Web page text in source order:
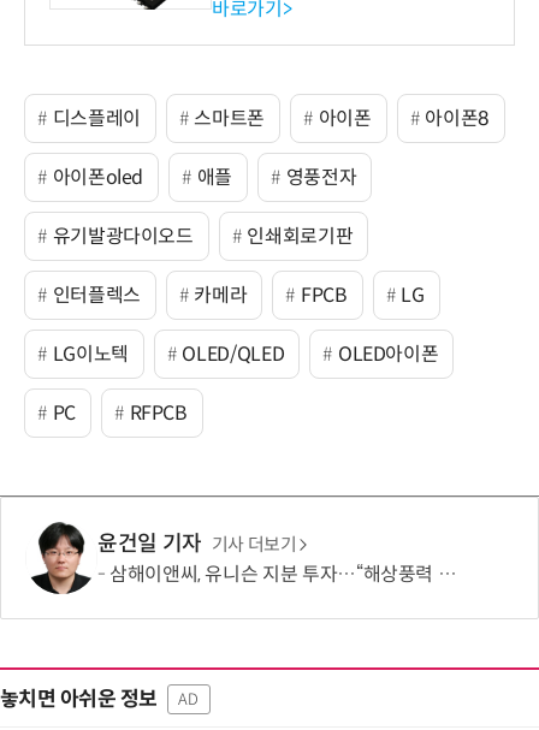
바로가기>
디스플레이 스마트폰 아이폰 아이폰8
아이폰oled 애플 영풍전자
유기발광다이오드 인쇄회로기판
인터플렉스 카메라 FPCB LG
LG이노텍 OLED/QLED OLED아이폰
PC RFPCB
윤건일 기자 기사 더보기
삼해이앤씨, 유니슨 지분 투자…“해상풍력 시너지 도모”
놓치면 아쉬운 정보 AD